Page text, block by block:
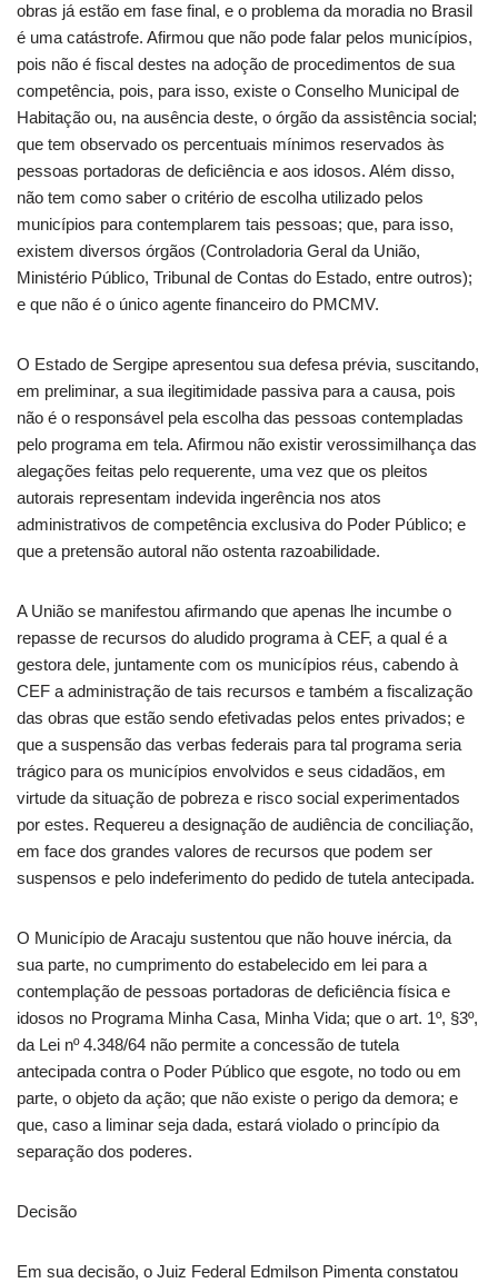
obras já estão em fase final, e o problema da moradia no Brasil
é uma catástrofe. Afirmou que não pode falar pelos municípios,
pois não é fiscal destes na adoção de procedimentos de sua
competência, pois, para isso, existe o Conselho Municipal de
Habitação ou, na ausência deste, o órgão da assistência social;
que tem observado os percentuais mínimos reservados às
pessoas portadoras de deficiência e aos idosos. Além disso,
não tem como saber o critério de escolha utilizado pelos
municípios para contemplarem tais pessoas; que, para isso,
existem diversos órgãos (Controladoria Geral da União,
Ministério Público, Tribunal de Contas do Estado, entre outros);
e que não é o único agente financeiro do PMCMV.
O Estado de Sergipe apresentou sua defesa prévia, suscitando,
em preliminar, a sua ilegitimidade passiva para a causa, pois
não é o responsável pela escolha das pessoas contempladas
pelo programa em tela. Afirmou não existir verossimilhança das
alegações feitas pelo requerente, uma vez que os pleitos
autorais representam indevida ingerência nos atos
administrativos de competência exclusiva do Poder Público; e
que a pretensão autoral não ostenta razoabilidade.
A União se manifestou afirmando que apenas lhe incumbe o
repasse de recursos do aludido programa à CEF, a qual é a
gestora dele, juntamente com os municípios réus, cabendo à
CEF a administração de tais recursos e também a fiscalização
das obras que estão sendo efetivadas pelos entes privados; e
que a suspensão das verbas federais para tal programa seria
trágico para os municípios envolvidos e seus cidadãos, em
virtude da situação de pobreza e risco social experimentados
por estes. Requereu a designação de audiência de conciliação,
em face dos grandes valores de recursos que podem ser
suspensos e pelo indeferimento do pedido de tutela antecipada.
O Município de Aracaju sustentou que não houve inércia, da
sua parte, no cumprimento do estabelecido em lei para a
contemplação de pessoas portadoras de deficiência física e
idosos no Programa Minha Casa, Minha Vida; que o art. 1º, §3º,
da Lei nº 4.348/64 não permite a concessão de tutela
antecipada contra o Poder Público que esgote, no todo ou em
parte, o objeto da ação; que não existe o perigo da demora; e
que, caso a liminar seja dada, estará violado o princípio da
separação dos poderes.
Decisão
Em sua decisão, o Juiz Federal Edmilson Pimenta constatou